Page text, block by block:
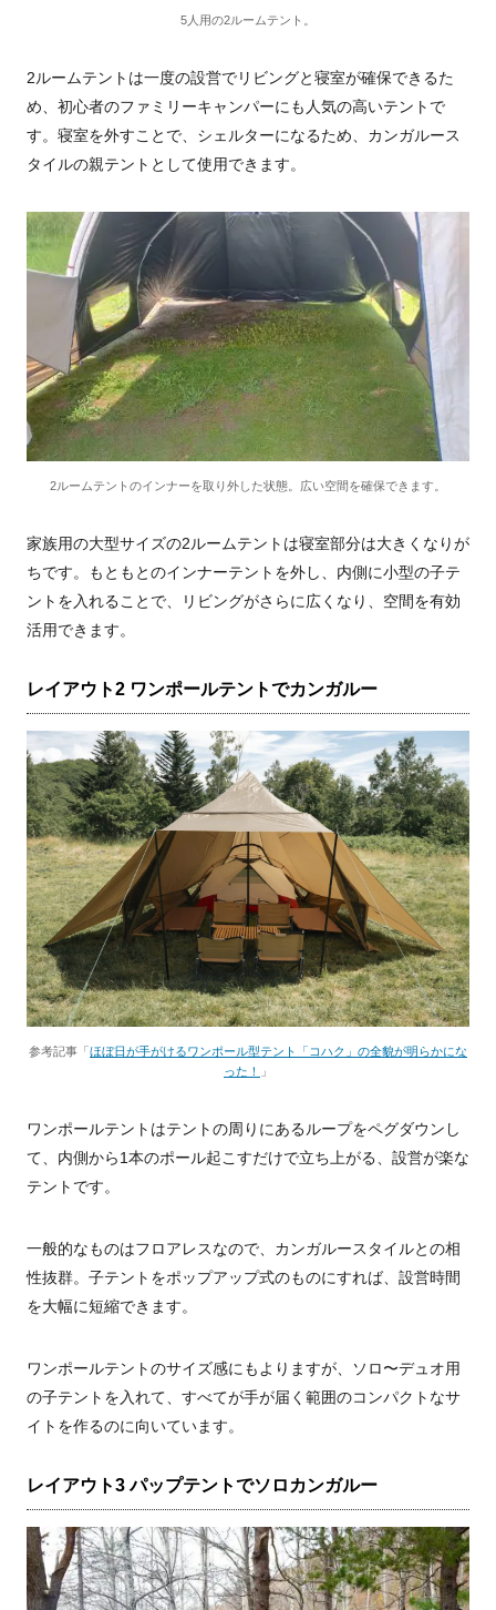
5人用の2ルームテント。
2ルームテントは一度の設営でリビングと寝室が確保できるた
め、初心者のファミリーキャンパーにも人気の高いテントで
す。寝室を外すことで、シェルターになるため、カンガルース
タイルの親テントとして使用できます。
2ルームテントのインナーを取り外した状態。広い空間を確保できます。
家族用の大型サイズの2ルームテントは寝室部分は大きくなりが
ちです。もともとのインナーテントを外し、内側に小型の子テ
ントを入れることで、リビングがさらに広くなり、空間を有効
活用できます。
レイアウト2 ワンポールテントでカンガルー
参考記事「ほぼ日が手がけるワンポール型テント「コハク」の全貌が明らかにな
った！
」
ワンポールテントはテントの周りにあるループをペグダウンし
て、内側から1本のポール起こすだけで立ち上がる、設営が楽な
テントです。
一般的なものはフロアレスなので、カンガルースタイルとの相
性抜群。子テントをポップアップ式のものにすれば、設営時間
を大幅に短縮できます。
ワンポールテントのサイズ感にもよりますが、ソロ〜デュオ用
の子テントを入れて、すべてが手が届く範囲のコンパクトなサ
イトを作るのに向いています。
レイアウト3 パップテントでソロカンガルー